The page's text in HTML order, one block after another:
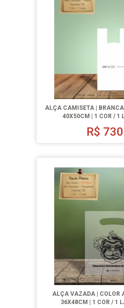
ALÇA CAMISETA | BRANCA
40X50CM | 1 COR / 1
R$
ALÇA VAZADA | COLOR
36X48CM | 1 COR / 1